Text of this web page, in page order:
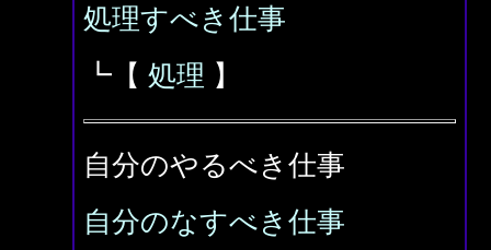
処理すべき仕事
┗【 処理 】
自分のやるべき仕事
自分のなすべき仕事